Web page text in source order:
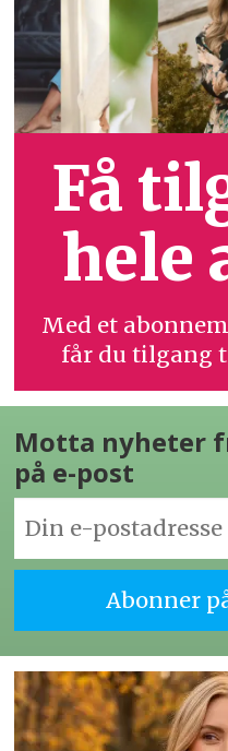
Få
hele
Med et
får du tilgang
Motta nyheter
på e-post